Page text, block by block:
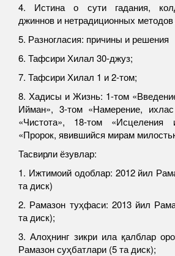
4. Истина о сути гадания,
джиннов и нетрадиционных
5. Разногласия: причины и решения
6. Тафсири Хилал 30-джуз;
7. Тафсири Хилал 1 и 2-том;
8. Хадисы и Жизнь: 1-том
Ийман», 3-том «Намерение,
«Чистота», 18-том «Исцеления
«Пророк, явившийся мирам
Тасвирли ёзувлар:
1. Ижтимоий одоблар: 2012 йил
та диск)
2. Рамазон туҳфаси: 2013 йил
та диск);
3. Алоҳнинг зикри ила қалблар
Рамазон суҳбатлари (5 та диск);